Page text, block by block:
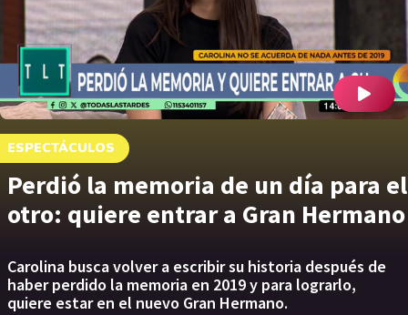
ESPECTÁCULOS
Perdió la memoria de un día para el
otro: quiere entrar a Gran Hermano
Carolina busca volver a escribir su historia después de
haber perdido la memoria en 2019 y para lograrlo,
quiere estar en el nuevo Gran Hermano.